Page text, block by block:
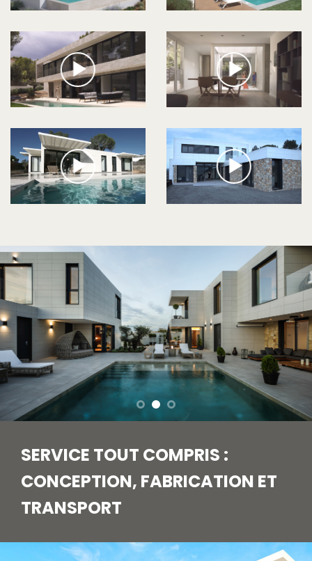
SERVICE TOUT COMPRIS :
CONCEPTION, FABRICATION ET
TRANSPORT